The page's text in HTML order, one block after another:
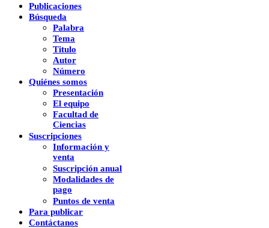
Publicaciones
Búsqueda
Palabra
Tema
Titulo
Autor
Número
Quiénes somos
Presentación
El equipo
Facultad de
Ciencias
Suscripciones
Información y
venta
Suscripción anual
Modalidades de
pago
Puntos de venta
Para publicar
Contáctanos